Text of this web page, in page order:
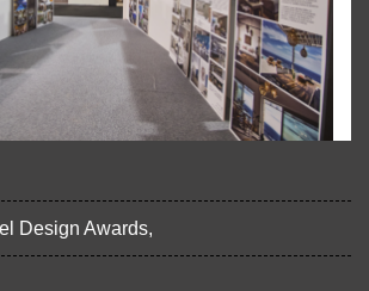
Design Awards,